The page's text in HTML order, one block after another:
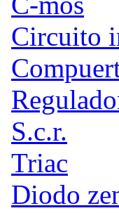
Circuito
S.c.r.
Triac
Diodo